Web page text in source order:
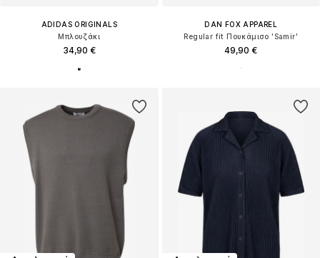
ADIDAS ORIGINALS
Μπλουζάκι
34,90 €
DAN FOX APPAREL
Regular fit Πουκάμισο 'Samir'
49,90 €